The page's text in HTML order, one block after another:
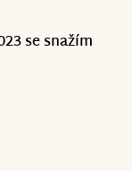
malá
se snažím